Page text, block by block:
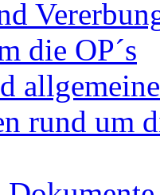
die OP´s
rund um